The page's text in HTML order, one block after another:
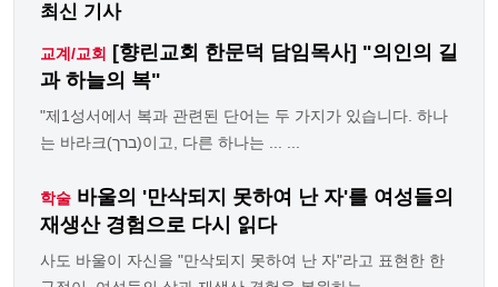
최신 기사
교계/교회
[향린교회 한문덕 담임목사] "의인의 길
과 하늘의 복"
"제1성서에서 복과 관련된 단어는 두 가지가 있습니다. 하나
는 바라크(ברך)이고, 다른 하나는 ... ...
학술 바울의 '만삭되지 못하여 난 자'를 여성들의
재생산 경험으로 다시 읽다
사도 바울이 자신을 "만삭되지 못하여 난 자"라고 표현한 한